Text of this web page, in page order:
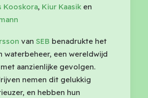
Kooskora, Kiur Kaasik en
van SEB benadrukte het
waterbeheer, een wereldwijd
aanzienlijke gevolgen.
nemen dit gelukkig
en hebben hun